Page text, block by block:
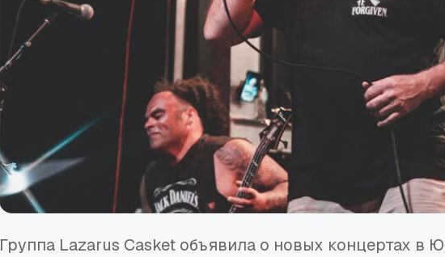
Группа Lazarus Casket объявила о новых концертах в